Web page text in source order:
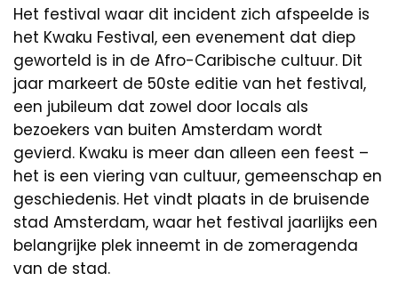
Het festival waar dit incident zich afspeelde is
het Kwaku Festival, een evenement dat diep
geworteld is in de Afro-Caribische cultuur. Dit
jaar markeert de 50ste editie van het festival,
een jubileum dat zowel door locals als
bezoekers van buiten Amsterdam wordt
gevierd. Kwaku is meer dan alleen een feest –
het is een viering van cultuur, gemeenschap en
geschiedenis. Het vindt plaats in de bruisende
stad Amsterdam, waar het festival jaarlijks een
belangrijke plek inneemt in de zomeragenda
van de stad.